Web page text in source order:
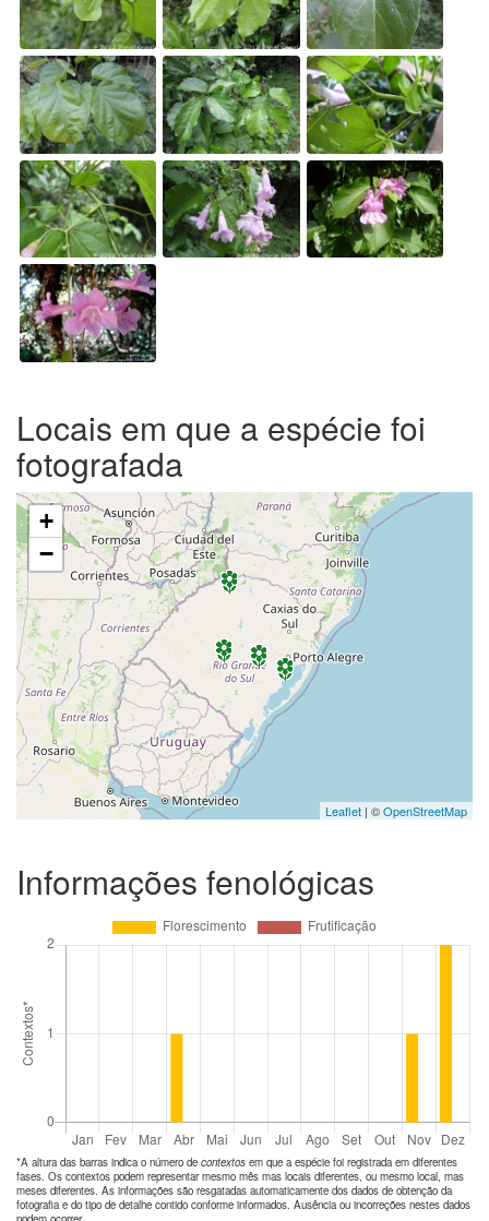
Locais em que a espécie foi
fotografada
+
−
Leaflet | ©OpenStreetMap
Informações fenológicas
*A altura das barras indica o número de contextos em que a espécie foi registrada em diferentes
fases. Os contextos podem representar mesmo mês mas locais diferentes, ou mesmo local, mas
meses diferentes. As informações são resgatadas automaticamente dos dados de obtenção da
fotografia e do tipo de detalhe contido conforme informados. Ausência ou incorreções nestes dados